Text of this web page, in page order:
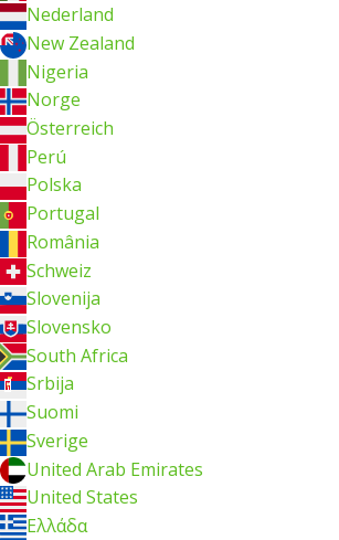
Nederland
New Zealand
Nigeria
Norge
Österreich
Perú
Polska
Portugal
România
Schweiz
Slovenija
Slovensko
South Africa
Srbija
Suomi
Sverige
United Arab Emirates
United States
Ελλάδα